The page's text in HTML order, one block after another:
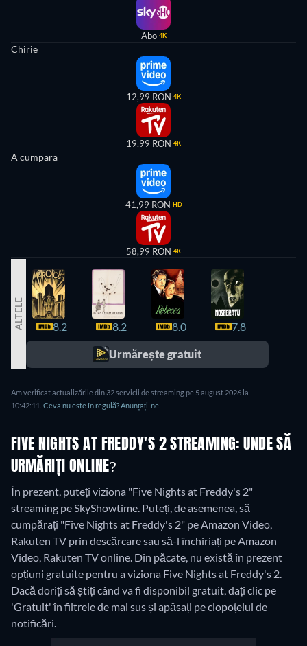
Abo 4K
Chirie
12,99 RON 4K
19,99 RON 4K
A cumpara
41,99 RON HD
58,99 RON 4K
ALTELE 8.2 8.2 8.0 7.8
Urmărește gratuit
Am verificat actualizările din 32 servicii de streaming pe 5 august 2026 la
10:42:11. Ceva nu este în regulă? Anunțați-ne.
FIVE NIGHTS AT FREDDY'S 2 STREAMING: UNDE SĂ
URMĂRIȚI ONLINE?
În prezent, puteți viziona "Five Nights at Freddy's 2"
streaming pe SkyShowtime. Puteți, de asemenea, să
cumpărați "Five Nights at Freddy's 2" pe Amazon Video,
Rakuten TV prin descărcare sau să-l închiriați pe Amazon
Video, Rakuten TV online. Din păcate, nu există în prezent
opțiuni gratuite pentru a viziona Five Nights at Freddy's 2.
Dacă doriți să știți când va fi disponibil gratuit, dați clic pe
'Gratuit' în filtrele de mai sus și apăsați pe clopoțelul de
notificări.